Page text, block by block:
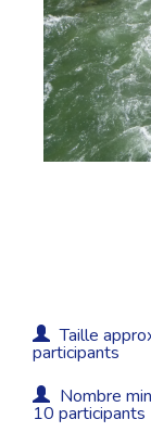
Taille
participants
Nombre
10 participants